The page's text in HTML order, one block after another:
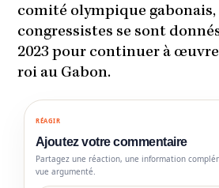
comité olympique gabonais,
congressistes se sont
2023 pour continuer à
roi au Gabon.
RÉAGIR
Ajoutez votre commentaire
Partagez une réaction, une information
vue argumenté.